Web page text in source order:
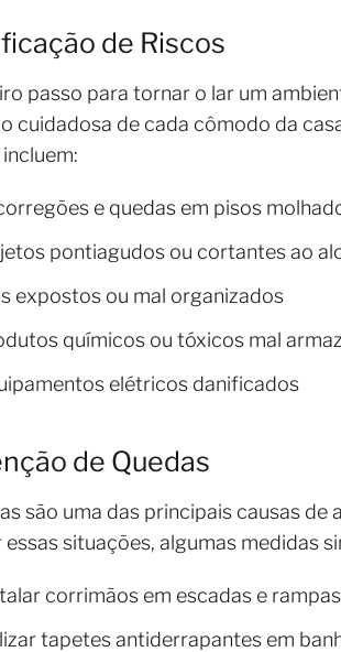
de Riscos
passo para tornar o lar um
cuidadosa de cada cômodo da
e quedas em pisos
pontiagudos ou cortantes ao
expostos ou mal organizados
químicos ou tóxicos mal
elétricos danificados
de Quedas
são uma das principais causas
essas situações, algumas medidas
corrimãos em escadas e rampas
tapetes antiderrapantes em